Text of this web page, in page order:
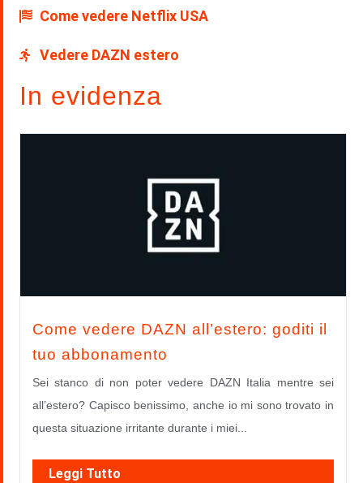
Come vedere Netflix USA
Vedere DAZN estero
In evidenza
Come vedere DAZN all’estero: goditi il
tuo abbonamento
Sei stanco di non poter vedere DAZN Italia mentre sei
all’estero? Capisco benissimo, anche io mi sono trovato in
questa situazione irritante durante i miei...
Leggi Tutto